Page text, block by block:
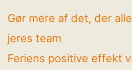
Gør mere af det, der
jeres team
Feriens positive effekt